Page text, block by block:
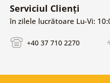
Serviciul Clienți
în zilele lucrătoare Lu-Vi:
+40 37 710 2270